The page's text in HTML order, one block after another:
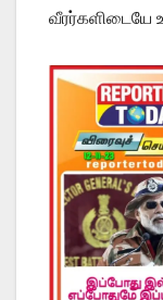
வீரர்களிடையே